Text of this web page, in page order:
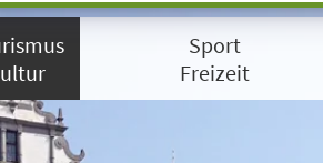
Sport
Freizeit